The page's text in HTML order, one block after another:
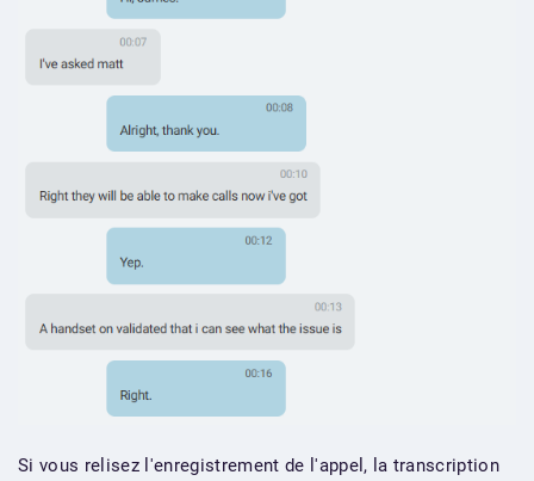
Si vous relisez l'enregistrement de l'appel, la transcription